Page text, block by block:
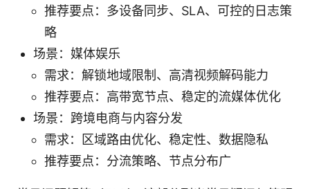
推荐要点：多设备同步、SLA、可控的日志策
略
场景：媒体娱乐
需求：解锁地域限制、高清视频解码能力
推荐要点：高带宽节点、稳定的流媒体优化
场景：跨境电商与内容分发
需求：区域路由优化、稳定性、数据隐私
推荐要点：分流策略、节点分布广